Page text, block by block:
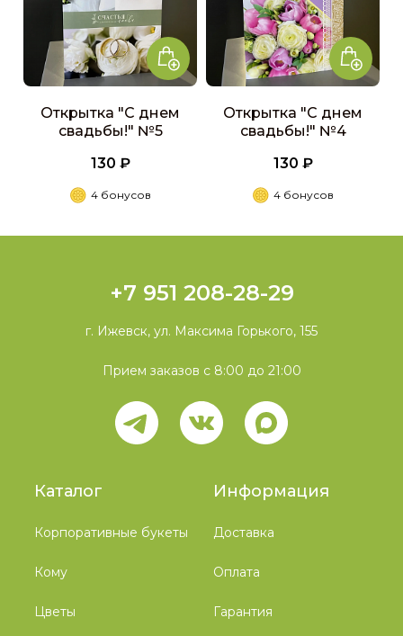
Открытка "С днем
свадьбы!" №5
130 ₽
4 бонусов
Открытка "С днем
свадьбы!" №4
130 ₽
4 бонусов
Каталог
Корпоративные букеты
Кому
Цветы
Информация
Доставка
Оплата
Гарантия
+7 951 208-28-29
г. Ижевск, ул. Максима Горького, 155
Прием заказов с 8:00 до 21:00